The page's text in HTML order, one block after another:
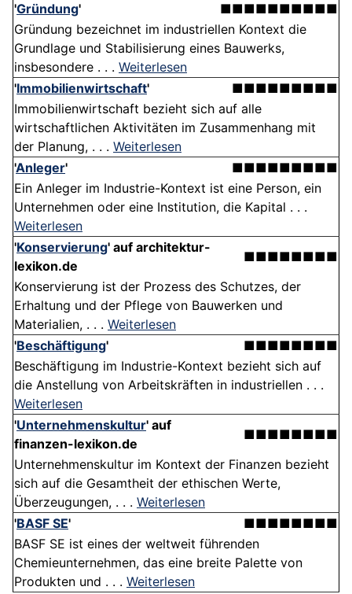
'Gründung'
■■■■■■■■■■
Gründung bezeichnet im industriellen Kontext die
Grundlage und Stabilisierung eines Bauwerks,
insbesondere . . . Weiterlesen
'Immobilienwirtschaft'
■■■■■■■■■
Immobilienwirtschaft bezieht sich auf alle
wirtschaftlichen Aktivitäten im Zusammenhang mit
der Planung, . . . Weiterlesen
'Anleger'
■■■■■■■■■
Ein Anleger im Industrie-Kontext ist eine Person, ein
Unternehmen oder eine Institution, die Kapital . . .
Weiterlesen
'Konservierung' auf architektur-
lexikon.de
■■■■■■■■
Konservierung ist der Prozess des Schutzes, der
Erhaltung und der Pflege von Bauwerken und
Materialien, . . . Weiterlesen
'Beschäftigung'
■■■■■■■■
Beschäftigung im Industrie-Kontext bezieht sich auf
die Anstellung von Arbeitskräften in industriellen . . .
Weiterlesen
'Unternehmenskultur' auf
finanzen-lexikon.de
■■■■■■■■
Unternehmenskultur im Kontext der Finanzen bezieht
sich auf die Gesamtheit der ethischen Werte,
Überzeugungen, . . . Weiterlesen
'BASF SE'
■■■■■■■■
BASF SE ist eines der weltweit führenden
Chemieunternehmen, das eine breite Palette von
Produkten und . . . Weiterlesen